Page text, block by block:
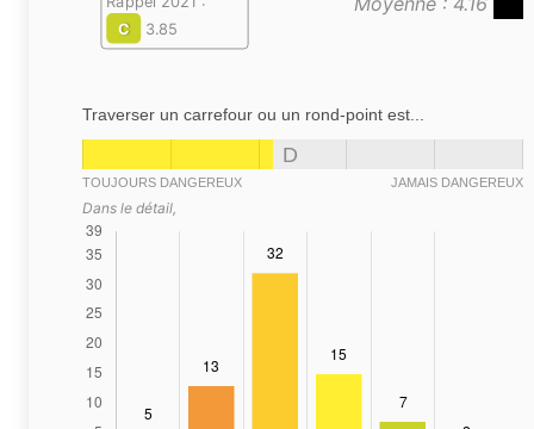
C
3.85
Traverser un carrefour ou un rond-point est...
D
TOUJOURS DANGEREUX JAMAIS DANGEREUX
Dans le détail,